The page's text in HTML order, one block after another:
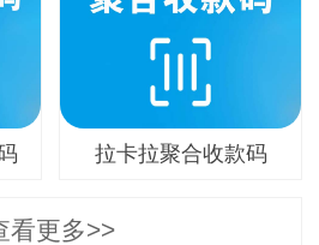
拉卡拉聚合收款码
看更多>>